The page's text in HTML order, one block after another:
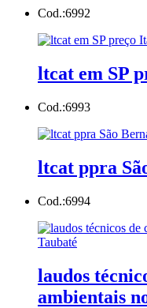
Cod.:6992
ltcat em SP
Cod.:6993
ltcat ppra
Cod.:6994
laudos
ambientais